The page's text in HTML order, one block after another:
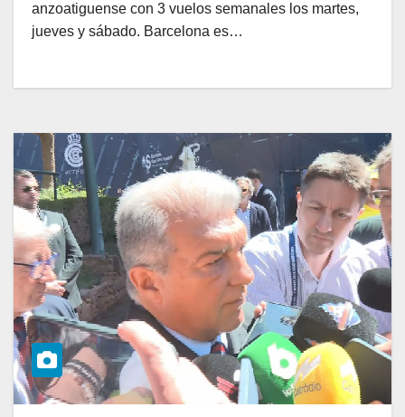
anzoatiguense con 3 vuelos semanales los martes,
jueves y sábado. Barcelona es…